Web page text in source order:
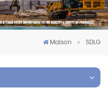
Maison SDLG